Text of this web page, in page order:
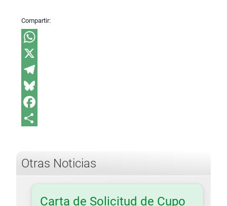
Compartir:
WhatsApp
X
Telegram
Bluesky
Facebook
Otras Noticias
Carta de Solicitud de Cupo